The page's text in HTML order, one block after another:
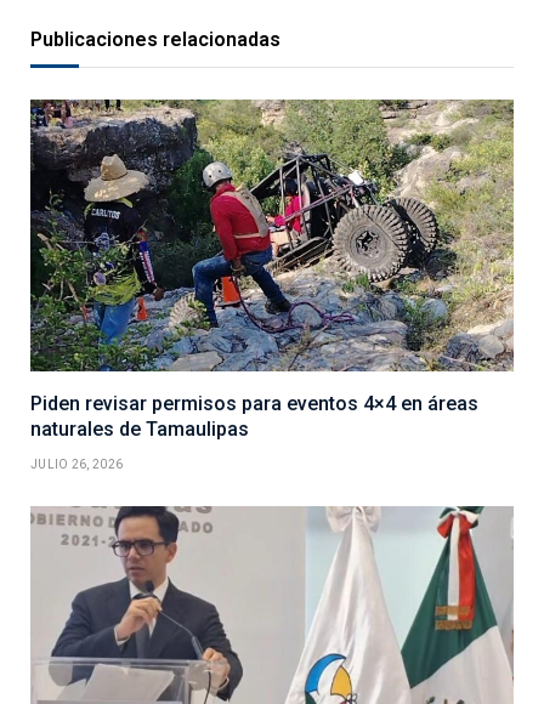
Publicaciones relacionadas
Piden revisar permisos para eventos 4×4 en áreas
naturales de Tamaulipas
JULIO 26, 2026